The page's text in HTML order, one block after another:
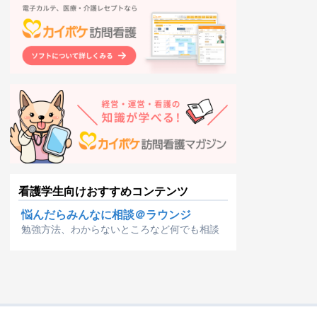
看護学生向けおすすめコンテンツ
悩んだらみんなに相談＠ラウンジ
勉強方法、わからないところなど何でも相談